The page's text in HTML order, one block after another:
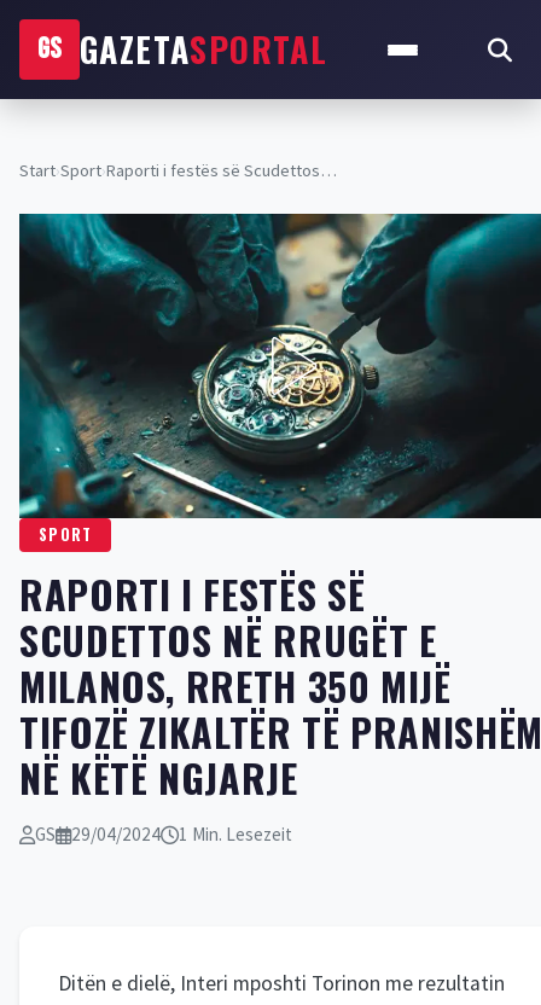
GS GAZETASPORTAL
Start›Sport›Raporti i festës së Scudettos…
SPORT
RAPORTI I FESTËS SË
SCUDETTOS NË RRUGËT E
MILANOS, RRETH 350 MIJË
TIFOZË ZIKALTËR TË
NË KËTË NGJARJE
GS 29/04/2024 1 Min. Lesezeit
Ditën e dielë, Interi mposhti Torinon me rezultatin